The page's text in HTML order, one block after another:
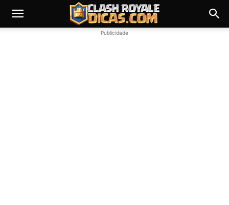
Publicidade